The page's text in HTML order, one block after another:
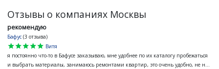
Отзывы о компаниях Москвы
рекомендую
Бафус (3 отзыва)
star
star
star
star
star
Витя
я постоянно что-то в Бафусе заказываю, мне удобнее по их каталогу пробежаться
и выбрать материалы, занимаюсь ремонтами квартир, это очень удобно, не н...